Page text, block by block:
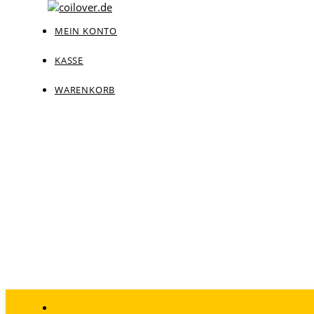
MEIN KONTO
KASSE
WARENKORB